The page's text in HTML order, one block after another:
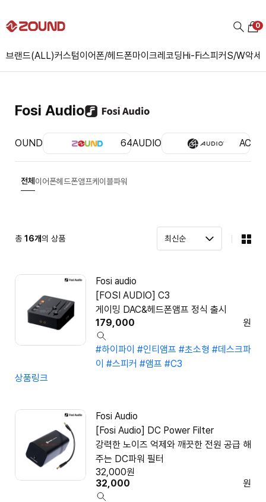
브랜드(ALL)커스텀이어폰/헤드폰마이크레코딩Hi-Fi스피커S/W악세
0
Fosi Audio
ZOUND 64AUDIO ACS
전체 이어폰헤드폰앰프케이블파워
총 16개의 상품
Fosi audio
[FOSI AUDIO] C3
게이밍 DAC&헤드폰앰프 정식 출시
179,000
원
#하이파이 #인티앰프 #초소형 #데스크파
이 #스피커 #앰프 #C3
상품링크
Fosi Audio
[Fosi Audio] DC Power Filter
강력한 노이즈 억제와 깨끗한 전원 공급 해
주는 DC파워 필터
32,000 원
32,000원